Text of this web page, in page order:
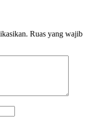
Ruas yang wajib